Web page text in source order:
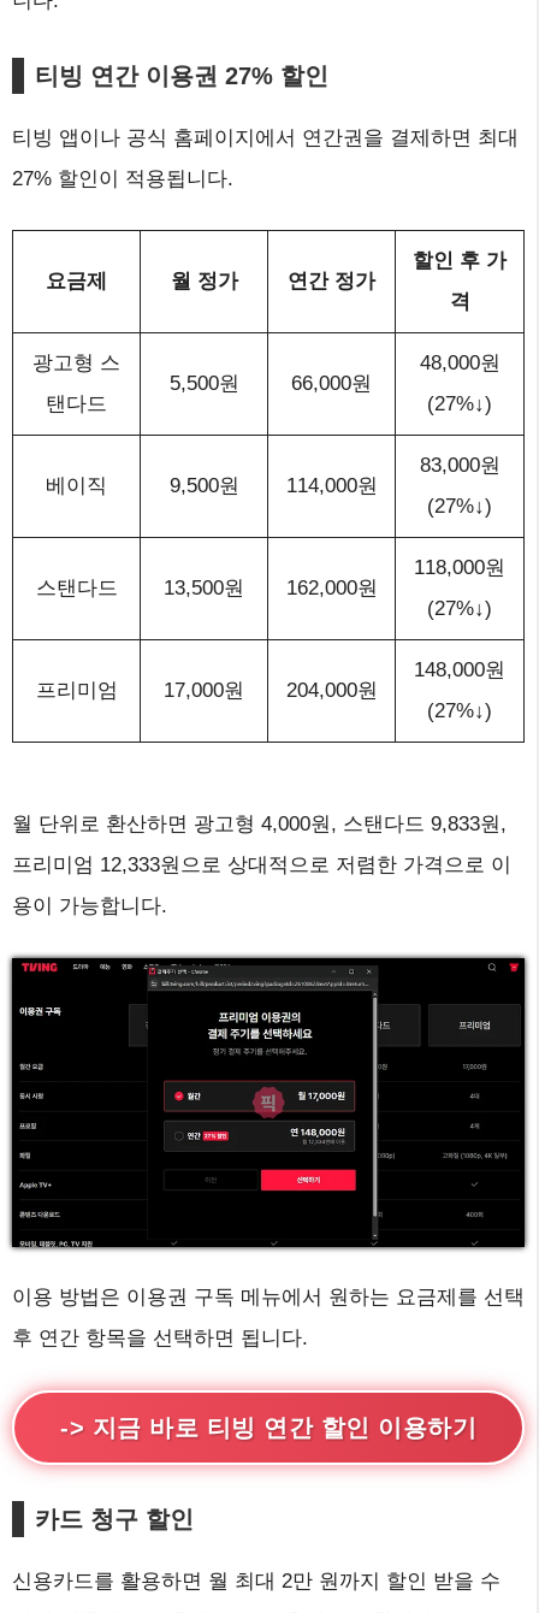
티빙 연간 이용권 27% 할인
티빙 앱이나 공식 홈페이지에서 연간권을 결제하면 최대
27% 할인이 적용됩니다.
요금제 월 정가 연간 정가
할인 후 가
격
광고형 스
탠다드
5,500원 66,000원
48,000원
(27%↓)
베이직 9,500원 114,000원
83,000원
(27%↓)
스탠다드 13,500원 162,000원
118,000원
(27%↓)
프리미엄 17,000원 204,000원
148,000원
(27%↓)
월 단위로 환산하면 광고형 4,000원, 스탠다드 9,833원,
프리미엄 12,333원으로 상대적으로 저렴한 가격으로 이
용이 가능합니다.
이용 방법은 이용권 구독 메뉴에서 원하는 요금제를 선택
후 연간 항목을 선택하면 됩니다.
-> 지금 바로 티빙 연간 할인 이용하기
카드 청구 할인
신용카드를 활용하면 월 최대 2만 원까지 할인 받을 수